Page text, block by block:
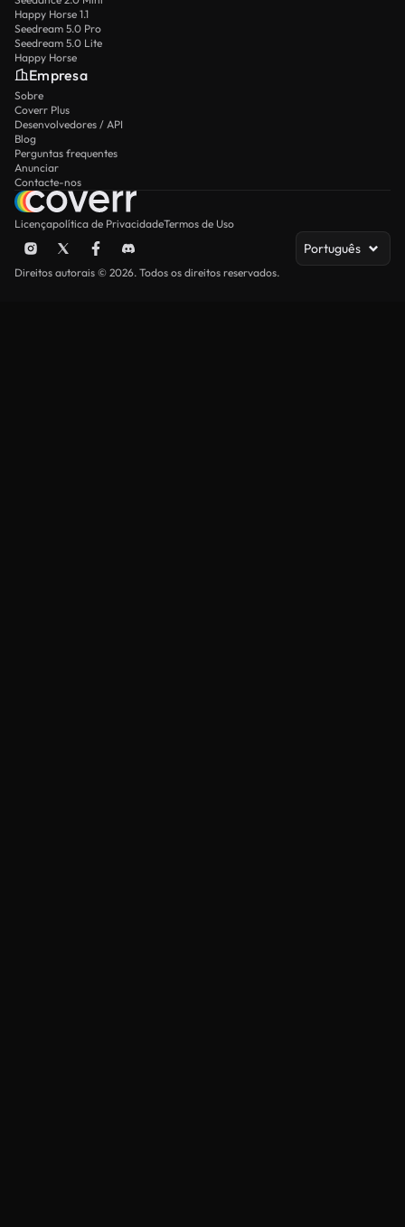
Happy Horse 1.1
Seedream 5.0 Pro
Seedream 5.0 Lite
Happy Horse
Empresa
Sobre
Coverr Plus
Desenvolvedores / API
Blog
Perguntas frequentes
Anunciar
Contacte-nos
Licençapolítica de PrivacidadeTermos de Uso
Português
Direitos autorais © 2026. Todos os direitos reservados.